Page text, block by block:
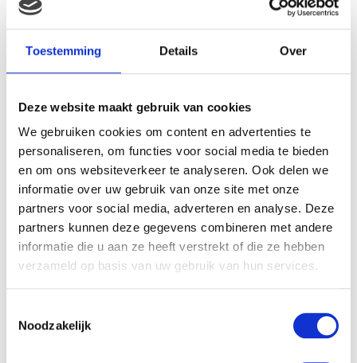
Toestemming Details Over
Deze website maakt gebruik van cookies
We gebruiken cookies om content en advertenties te
personaliseren, om functies voor social media te bieden
en om ons websiteverkeer te analyseren. Ook delen we
informatie over uw gebruik van onze site met onze
partners voor social media, adverteren en analyse. Deze
partners kunnen deze gegevens combineren met andere
informatie die u aan ze heeft verstrekt of die ze hebben
verzameld op basis van uw gebruik van hun services.
Noodzakelijk
Gerelateerde producten
plush 20cm gestreept
Tuck reis-
activiteitenschaap